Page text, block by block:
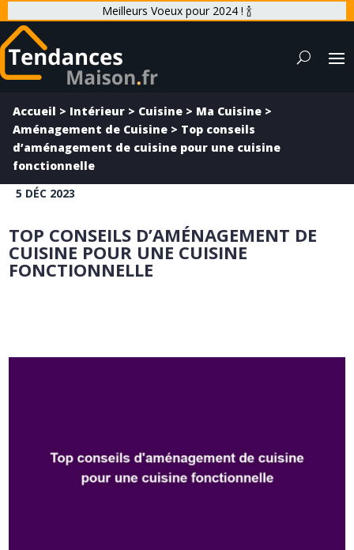
Meilleurs Voeux pour 2024 ! 🍾
Accueil > Intérieur > Cuisine > Ma Cuisine >
Aménagement de Cuisine > Top conseils
d’aménagement de cuisine pour une cuisine
fonctionnelle
5 DÉC 2023
TOP CONSEILS D’AMÉNAGEMENT DE
CUISINE POUR UNE CUISINE
FONCTIONNELLE